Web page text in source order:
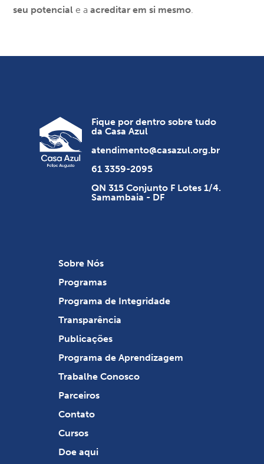
seu potencial e aacreditar em si mesmo.
Fique por dentro sobre tudo
da Casa Azul
atendimento@casazul.org.br
61 3359-2095
QN 315 Conjunto F Lotes 1/4.
Samambaia - DF
Sobre Nós
Programas
Programa de Integridade
Transparência
Publicações
Programa de Aprendizagem
Trabalhe Conosco
Parceiros
Contato
Cursos
Doe aqui